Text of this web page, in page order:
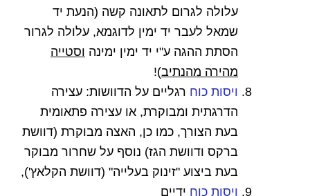
עלולה לגרום לתאונה קשה (הנעת יד
שמאל לעבר יד ימין לדוגמא, עלולה לגרור
הסתת ההגה ע"י יד ימין ימינה וסטייה
מהירה מהנתיב)!
ויסות כוח רגליים על הדוושות: עצירה
הדרגתית ומבוקרת, או עצירה פתאומית
בעת הצורך, כמו כן, האצה מבוקרת (דוושת
ברקס ודוושת הגז) נוסף על שחרור מבוקר
בעת ביצוע "זינוק בעלייה" (דוושת הקלאץ'),
ויסות כוח ידיים